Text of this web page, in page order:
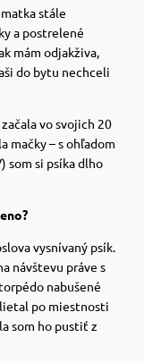
stále
a postrelené
mám odjakživa,
do bytu nechceli
vo svojich 20
mačky – s ohľadom
som si psíka dlho
vysnívaný psík.
návštevu práve s
nabušené
lietal po miestnosti
som ho pustiť z